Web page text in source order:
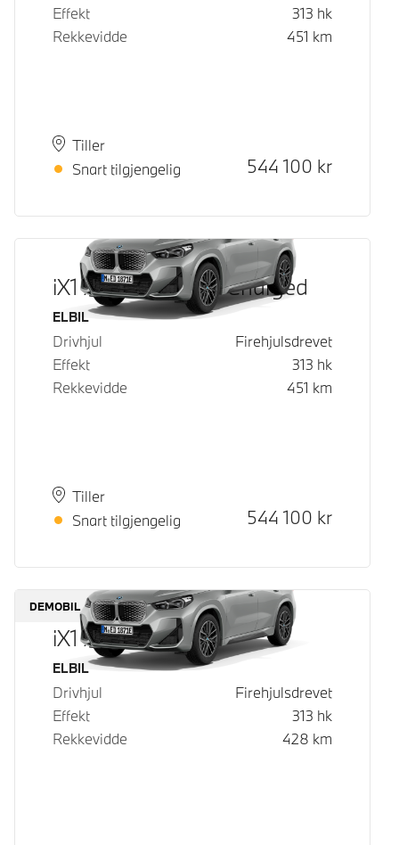
Effekt
313 hk
Rekkevidde
451 km
PlassTiller
Leveringstid
Snart tilgjengelig
Kontantpris
544 100 kr
iX1 xDrive30 Fully Charged
Drivstoff
ELBIL
Drivhjul
Firehjulsdrevet
Effekt
313 hk
Rekkevidde
451 km
PlassTiller
Leveringstid
Snart tilgjengelig
Kontantpris
544 100 kr
DEMOBIL
iX1 xDrive30
Drivstoff
ELBIL
Drivhjul
Firehjulsdrevet
Effekt
313 hk
Rekkevidde
428 km